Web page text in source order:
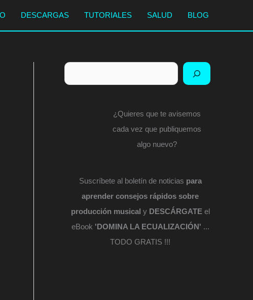
DESCARGAS TUTORIALES SALUD BLOG
Buscar
¿Quieres que te avisemos
cada vez que publiquemos
algo nuevo?
Suscríbete al boletín de noticias para
aprender consejos rápidos sobre
producción musical y DESCÁRGATEel
eBook 'DOMINA LA ECUALIZACIÓN' ...
TODO GRATIS !!!